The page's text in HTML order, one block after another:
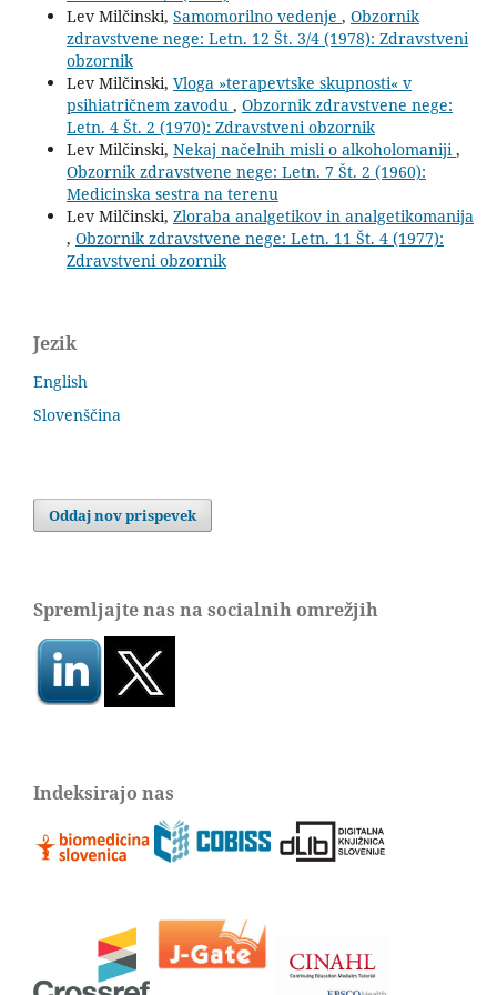
Lev Milčinski, Samomorilno vedenje , Obzornik
zdravstvene nege: Letn. 12 Št. 3/4 (1978): Zdravstveni
obzornik
Lev Milčinski, Vloga »terapevtske skupnosti« v
psihiatričnem zavodu , Obzornik zdravstvene nege:
Letn. 4 Št. 2 (1970): Zdravstveni obzornik
Lev Milčinski, Nekaj načelnih misli o alkoholomaniji ,
Obzornik zdravstvene nege: Letn. 7 Št. 2 (1960):
Medicinska sestra na terenu
Lev Milčinski, Zloraba analgetikov in analgetikomanija
, Obzornik zdravstvene nege: Letn. 11 Št. 4 (1977):
Zdravstveni obzornik
Jezik
English
Slovenščina
Oddaj nov prispevek
Spremljajte nas na socialnih omrežjih
Indeksirajo nas